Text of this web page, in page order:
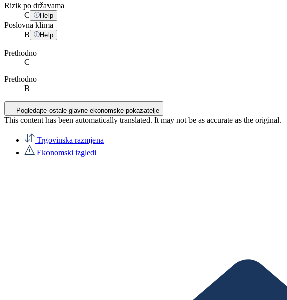
Rizik po državama
C
Help
Poslovna klima
B
Help
Prethodno
C
Prethodno
B
Pogledajte ostale glavne ekonomske pokazatelje
This content has been automatically translated. It may not be as accurate as the original.
Trgovinska razmjena
Ekonomski izgledi